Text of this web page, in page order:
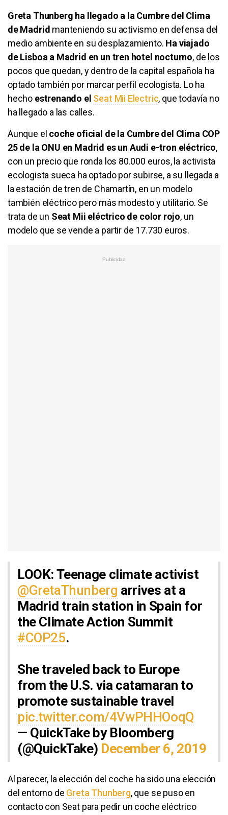
Greta Thunberg ha llegado a la Cumbre del Clima
de Madrid manteniendo su activismo en defensa del
medio ambiente en su desplazamiento. Ha viajado
de Lisboa a Madrid en un tren hotel nocturno, de los
pocos que quedan, y dentro de la capital española ha
optado también por marcar perfil ecologista. Lo ha
hecho estrenando el Seat Mii Electric, que todavía no
ha llegado a las calles.
Aunque el coche oficial de la Cumbre del Clima COP
25 de la ONU en Madrid es un Audi e-tron eléctrico,
con un precio que ronda los 80.000 euros, la activista
ecologista sueca ha optado por subirse, a su llegada a
la estación de tren de Chamartín, en un modelo
también eléctrico pero más modesto y utilitario. Se
trata de un Seat Mii eléctrico de color rojo, un
modelo que se vende a partir de 17.730 euros.
LOOK: Teenage climate activist
@GretaThunberg arrives at a
Madrid train station in Spain for
the Climate Action Summit
#COP25.
She traveled back to Europe
from the U.S. via catamaran to
promote sustainable travel
pic.twitter.com/4VwPHHOoqQ
— QuickTake by Bloomberg
(@QuickTake) December 6, 2019
Al parecer, la elección del coche ha sido una elección
del entorno de Greta Thunberg, que se puso en
contacto con Seat para pedir un coche eléctrico